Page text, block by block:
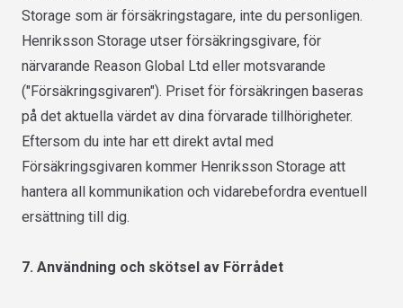
Storage som är försäkringstagare, inte du personligen.
Henriksson Storage utser försäkringsgivare, för
närvarande Reason Global Ltd eller motsvarande
("Försäkringsgivaren"). Priset för försäkringen baseras
på det aktuella värdet av dina förvarade tillhörigheter.
Eftersom du inte har ett direkt avtal med
Försäkringsgivaren kommer Henriksson Storage att
hantera all kommunikation och vidarebefordra eventuell
ersättning till dig.
7. Användning och skötsel av Förrådet